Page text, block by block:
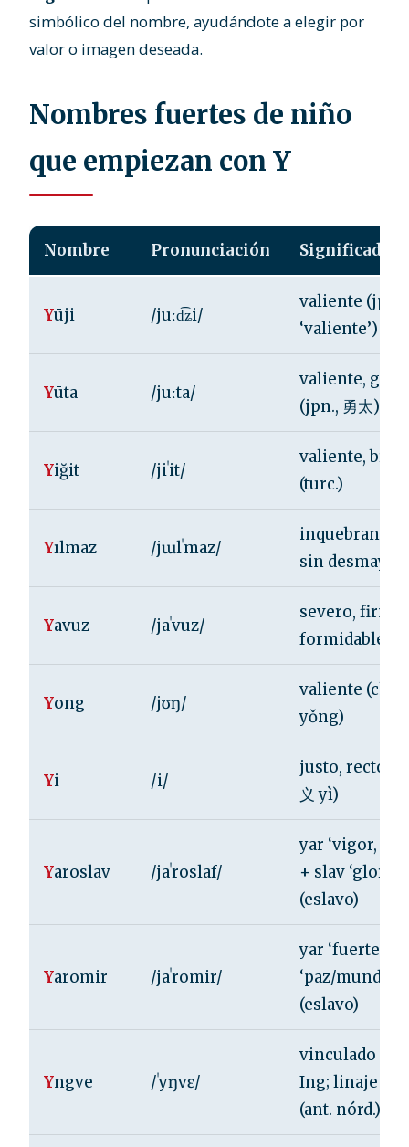
simbólico del nombre, ayudándote a elegir por
valor o imagen deseada.
Nombres fuertes de niño
que empiezan con Y
Nombre Pronunciación Significado
Yūji /juːd͡ʑi/
valiente (jpn.,
‘valiente’)
Yūta /juːta/
valiente,
(jpn., 勇太)
Yiğit /jiˈit/
valiente,
(turc.)
Yılmaz /jɯlˈmaz/
sin desmayo
Yavuz /jaˈvuz/
severo, firme,
formidable
Yong /jʊŋ/
valiente
yǒng)
Yi /i/
justo, recto
义 yì)
Yaroslav /jaˈroslaf/
yar ‘vigor,
+ slav ‘gloria’
(eslavo)
Yaromir /jaˈromir/
yar ‘fuerte’ +
‘paz/mundo/
(eslavo)
Yngve /ˈyŋvɛ/
vinculado al
Ing; linaje
(ant. nórd.)